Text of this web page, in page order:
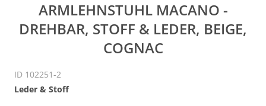
ARMLEHNSTUHL MACANO -
DREHBAR, STOFF & LEDER, BEIGE,
COGNAC
ID 102251-2
Leder & Stoff